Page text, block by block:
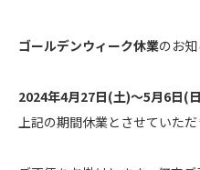
ゴールデンウィーク休業のお
2024年4月27日(土)～5月6日(
上記の期間休業とさせていただ